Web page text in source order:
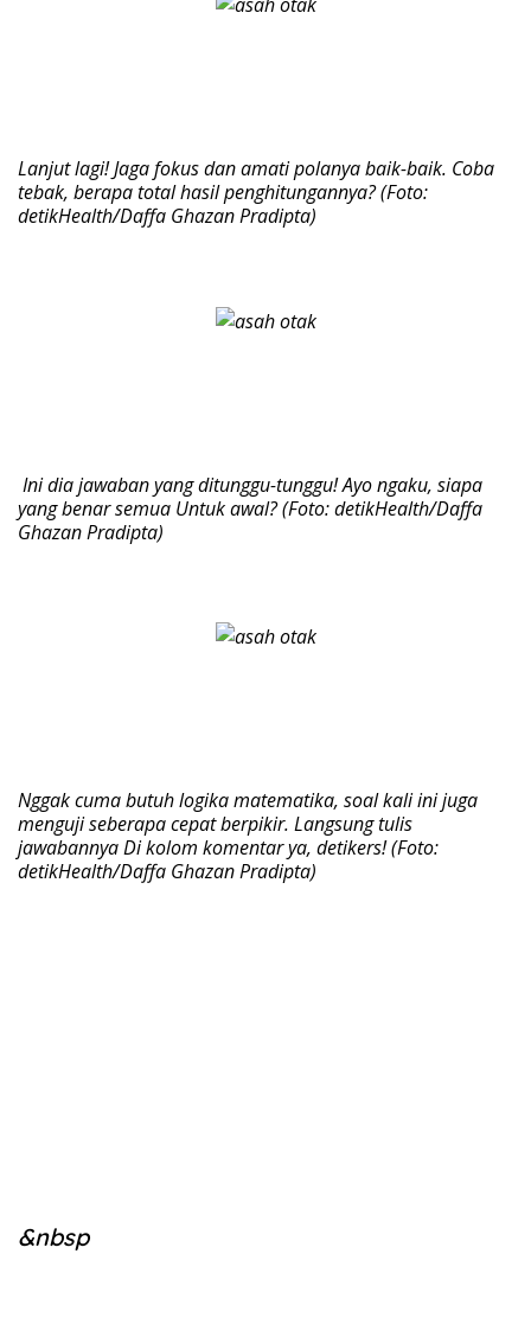
Lanjut lagi! Jaga fokus dan amati polanya baik-baik. Coba
tebak, berapa total hasil penghitungannya? (Foto:
detikHealth/Daffa Ghazan Pradipta)
Ini dia jawaban yang ditunggu-tunggu! Ayo ngaku, siapa
yang benar semua Untuk awal? (Foto: detikHealth/Daffa
Ghazan Pradipta)
Nggak cuma butuh logika matematika, soal kali ini juga
menguji seberapa cepat berpikir. Langsung tulis
jawabannya Di kolom komentar ya, detikers! (Foto:
detikHealth/Daffa Ghazan Pradipta)
&nbsp